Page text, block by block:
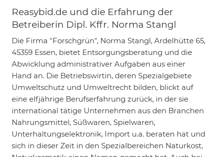
Reasybid.de und die Erfahrung der
Betreiberin Dipl. Kffr. Norma Stangl
Die Firma "Forschgrün", Norma Stangl, Ardelhütte 65,
45359 Essen, bietet Entsorgungsberatung und die
Abwicklung administrativer Aufgaben aus einer
Hand an. Die Betriebswirtin, deren Spezialgebiete
Umweltschutz und Umweltrecht bilden, blickt auf
eine elfjährige Berufserfahrung zurück, in der sie
international tätige Unternehmen aus den Branchen
Nahrungsmittel, Süßwaren, Spielwaren,
Unterhaltungselektronik, Import u.a. beraten hat und
sich in dieser Zeit in den Spezialbereichen Naturkost,